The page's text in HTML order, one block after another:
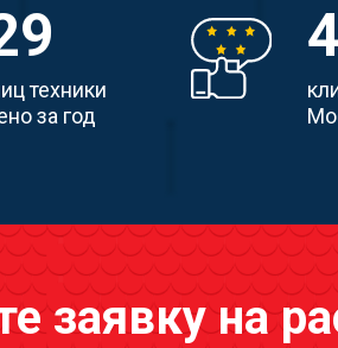
техники
за год
заявку на